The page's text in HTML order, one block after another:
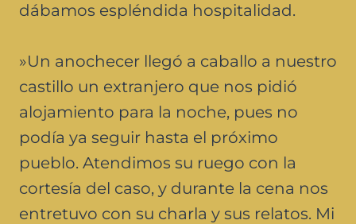
dábamos espléndida hospitalidad.
»Un anochecer llegó a caballo a nuestro
castillo un extranjero que nos pidió
alojamiento para la noche, pues no
podía ya seguir hasta el próximo
pueblo. Atendimos su ruego con la
cortesía del caso, y durante la cena nos
entretuvo con su charla y sus relatos. Mi